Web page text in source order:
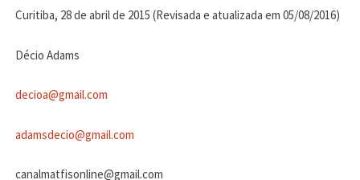
Curitiba, 28 de abril de 2015 (Revisada e atualizada em 05/08/2016)
Décio Adams
decioa@gmail.com
adamsdecio@gmail.com
canalmatfisonline@gmail.com